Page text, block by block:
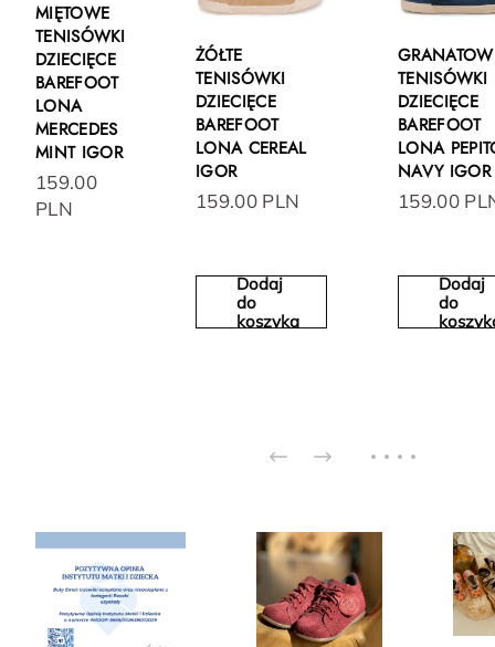
MIĘTOWE
TENISÓWKI
DZIECIĘCE
BAREFOOT
LONA
MERCEDES
MINT IGOR
159.00
PLN
ŻÓŁTE
TENISÓWKI
DZIECIĘCE
BAREFOOT
LONA CEREAL
IGOR
159.00 PLN
Dodaj
do
koszyka
TENISÓWKI
DZIECIĘCE
BAREFOOT
LONA
NAVY IGOR
159.00
Dodaj
do